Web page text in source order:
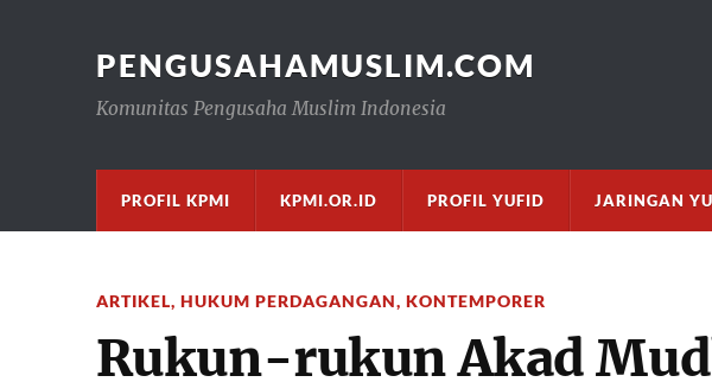
PENGUSAHAMUSLIM.COM
Komunitas Pengusaha Muslim Indonesia
PROFIL KPMI KPMI.OR.ID PROFIL YUFID JARINGAN
ARTIKEL, HUKUM PERDAGANGAN, KONTEMPORER
Rukun-rukun Akad